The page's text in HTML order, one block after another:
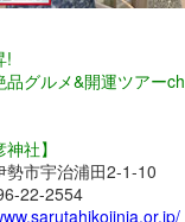
!
品グルメ&開運ツアーch
神社】
勢市宇治浦田2-1-10
22-2554